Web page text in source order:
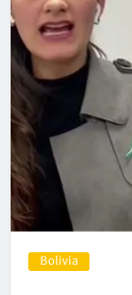
Bolivia